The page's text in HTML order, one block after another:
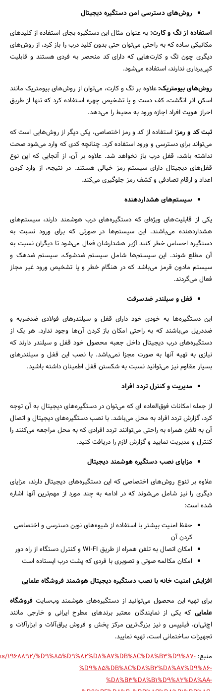
روش‌های دسترسی امن دستگیره دیجیتال
استفاده از تگ و کارت: به عنوان مثال این دستگیره بجای استفاده از کلیدهای
مکانیکی ساده که به راحتی می‌توان حتی بدون کلید درب را باز کرد، از روش‌های
دیگری چون تگ و کارت‌هایی که دارای کد منحصر به فردی هستند و قابلیت
کپی‌برداری ندارند، استفاده می‌شود.
روش‌های بیومتریک:علاوه بر تگ و کارت، می‌توان از روش‌های بیومتریک مانند
اسکن اثر انگشت، کف دست و یا تشخیص چهره استفاده کرد که تنها از طریق
احراز هویت افراد اجازه ورود به محیط را می‌دهد.
ثبت کد و رمز: استفاده از کد و رمز اختصاصی، یکی دیگر از روش‌هایی است که
می‌تواند برای دسترسی و ورود استفاده کرد. چنانچه کدی که وارد می‌شود صحت
نداشته باشد، قفل درب باز نخواهد شد. علاوه بر آن، از آنجایی که این نوع
قفل‌های دیجیتال دارای سیستم رمز خیالی هستند. در نتیجه، از وارد کردن
اعداد و ارقام تصادفی و کشف رمز جلوگیری می‌کند.
سیستم‌های هشداردهنده
یکی از قابلیت‌های ویژه‌ای که دستگیره‌های درب هوشمند دارند، سیستم‌های
هشداردهنده می‌باشند. این سیستم‌ها در صورتی که برای ورود نسبت به
دستگیره احساس خطر کنند آژیر هشدارشان فعال می‌شود تا دیگران نسبت به
آن مطلع شوند. این سیستم‌ها شامل سیستم ضدشوک، سیستم ضدهک و
سیستم مادون قرمز می‌باشد که در هنگام خطر و یا تشخیص ورود غیر مجاز
فعال می‌گردند.
قفل و سیلندر ضدسرقت
این دستگیره‌ها به خودی خود دارای قفل و سیلندرهای فولادی ضدضربه و
ضددریل می‌باشند که به راحتی امکان باز کردن آن‌ها وجود ندارد. هر یک از
دستگیره‌های درب دیجیتال داخل جعبه محصول خود قفل و سیلندر دارند که
نیازی به تهیه آنها به صورت مجزا نمی‌باشد. با نصب این قفل و سیلندرهای
بسیار مقاوم نیز می‌توانید نسبت به شکستن قفل اطمینان داشته باشید.
مدیریت و کنترل تردد افراد
از جمله امکانات فوق‌العاده ای که می‌توان در دستگیره‌های دیجیتال به آن توجه
کرد، گزارش تردد افراد به محل می‌باشد. با نصب دستگیره‌های دیجیتال و اتصال
آن به تلفن همراه به راحتی می‌توانند تردد افرادی که به محل مراجعه می‌کنند را
کنترل و مدیریت نمایید و گزارش لازم را دریافت کنید.
مزایای نصب دستگیره هوشمند دیجیتال
علاوه بر تنوع روش‌های اختصاصی که این دستگیره‌های دیجیتال دارند، مزایای
دیگری را نیز شامل می‌شوند که در ادامه به چند مورد از مهم‌ترین آنها اشاره
شده است:
حفظ امنیت بیشتر با استفاده از شیوه‌های نوین دسترسی و اختصاصی
کردن آن
امکان اتصال به تلفن همراه از طریق WI-FI و کنترل دستگاه از راه دور
امکان مکالمه صوتی و تصویری با فردی که پشت درب ایستاده است
افزایش امنیت خانه با نصب دستگیره دیجیتال هوشمند فروشگاه علمایی
برای تهیه این محصول می‌توانید از دستگیره‌های هوشمند وب‌سایت فروشگاه
علمایی که یکی از نمایندگان معتبر برندهای مطرح ایرانی و خارجی مانند
اچ‌تی‌ان، فیلیپس و نیز بزرگ‌ترین مرکز پخش و فروش یراق‌آلات و ابزارآلات و
تجهیزات ساختمانی است، تهیه نمایید.
منبع: %D9%85%D9%82%D8%A7%DB%8C%D8%B3%D9%87-
%D9%85%DB%8C%D8%B2%D8%A7%D9%86-
%D8%B3%D8%B1%D9%82%D8%AA-